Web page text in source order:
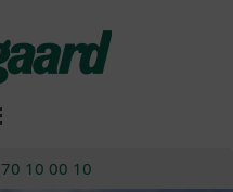
70 10 00 10